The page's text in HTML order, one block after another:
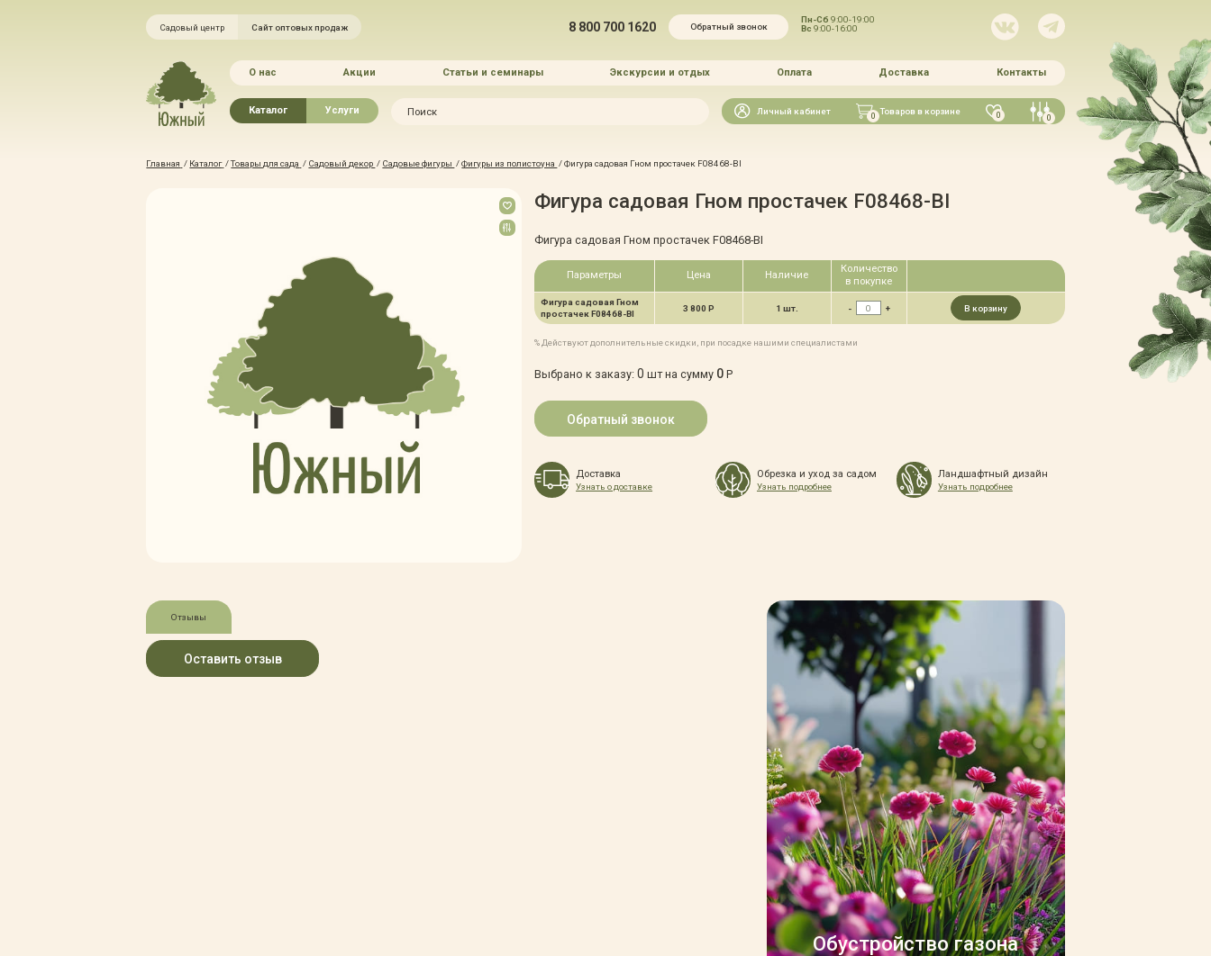
Садовый центр Сайт оптовых продаж 8 800 700 1620 Обратный звонок
Пн-Сб9:00-19:00
Вс9:00-16:00
О нас Акции Статьи и семинары Экскурсии и отдых Оплата Доставка Контакты
Каталог
Хвойные растения
Водные растения
Растения вертикального
озеленения
Формованные растения
Экостория
Товары для сада
Грунты, удобрения, отсыпка
Зимние товары
Крупномеры
Консультации специалистов
Полезная литература
Прайс-листы
Услуги
Благоустройство и озеленение
Портфолио
Прайс-листы
Правила оказания услуг
Автополив
Искать
Личный кабинет 0 Товаров в корзине 0 0
Главная / Каталог /Товары для сада / Садовый декор / Садовые фигуры /Фигуры из полистоуна /Фигура садовая Гном простачек F08468-BI
Фигура садовая Гном простачек F08468-BI
Фигура садовая Гном простачек F08468-BI
Параметры Цена Наличие
Количество
в покупке
Фигура садовая Гном
простачек F08468-BI
3 800 Р 1 шт. - + В корзину
% Действуют дополнительные скидки, при посадке нашими специалистами
Выбрано к заказу: 0 шт на сумму 0Р
Обратный звонок
Доставка
Узнать о доставке
Обрезка и уход за садом
Узнать подробнее
Ландшафтный дизайн
Узнать подробнее
Отзывы
Оставить отзыв
Обустройство газона